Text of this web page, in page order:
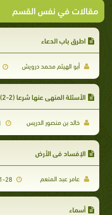
مقالات في نفس القسم
اطرق باب الدعاء
أبو الهيثم محمد درويش
الأسئلة المنهي عنها شرعا (2-2)
خالد بن منصور الدريس
الإفساد في الأرض
عامر عبد المنعم 2017-01-28
أسماء